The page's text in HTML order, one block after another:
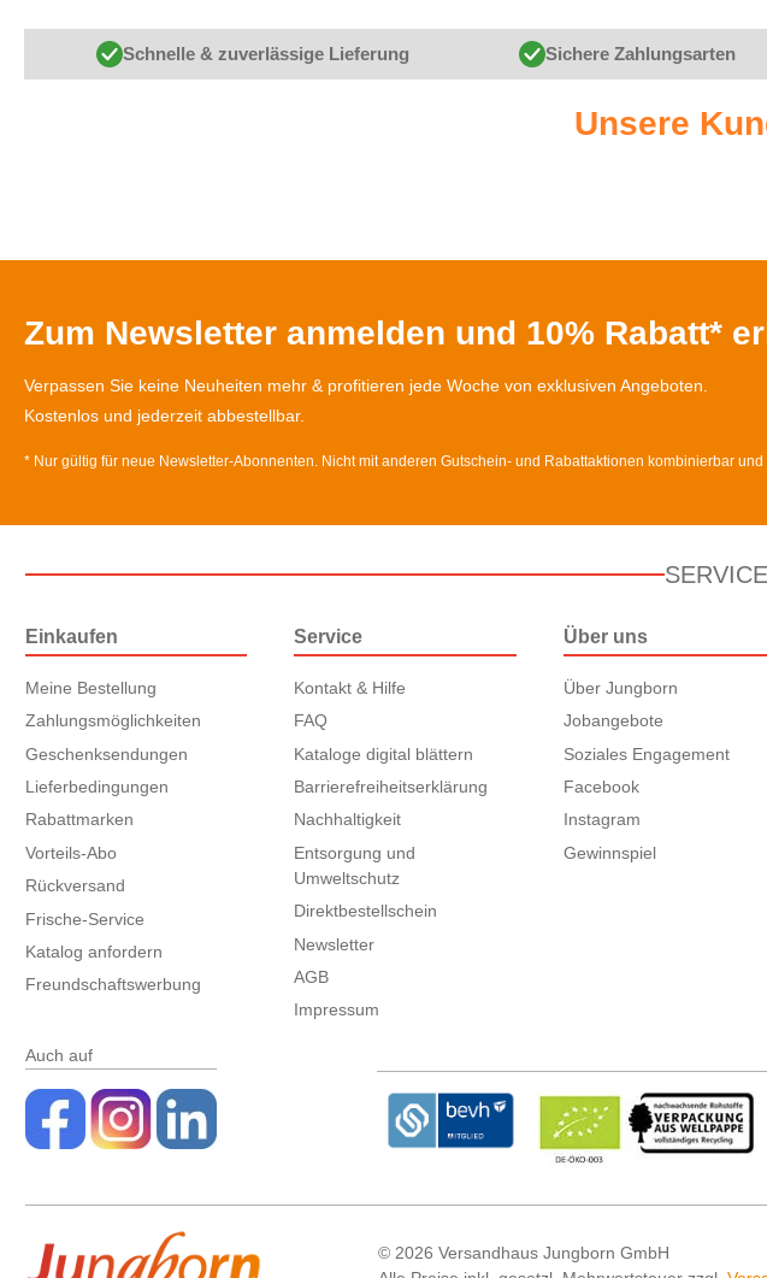
Schnelle & zuverlässige Lieferung Sichere Zahlungsarten
Unsere
Zum Newsletter anmelden und 10% Rabatt*
Verpassen Sie keine Neuheiten mehr & profitieren jede Woche von exklusiven Angeboten.
Kostenlos und jederzeit abbestellbar.
* Nur gültig für neue Newsletter-Abonnenten. Nicht mit anderen Gutschein- und Rabattaktionen kombinierbar und
Einkaufen
Meine Bestellung
Zahlungsmöglichkeiten
Geschenksendungen
Lieferbedingungen
Rabattmarken
Vorteils-Abo
Rückversand
Frische-Service
Katalog anfordern
Freundschaftswerbung
Service
Kontakt & Hilfe
FAQ
Kataloge digital blättern
Barrierefreiheitserklärung
Nachhaltigkeit
Entsorgung und
Umweltschutz
Direktbestellschein
Newsletter
AGB
Impressum
Über uns
Über Jungborn
Jobangebote
Soziales Engagement
Facebook
Instagram
Gewinnspiel
Auch auf
©2026 Versandhaus Jungborn GmbH